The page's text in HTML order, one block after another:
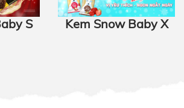
S Kem Snow Baby X